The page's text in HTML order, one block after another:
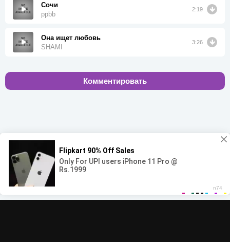
Сочи
ppbb
2:19
Она ищет любовь
SHAMI
3:26
Комментировать
00:00